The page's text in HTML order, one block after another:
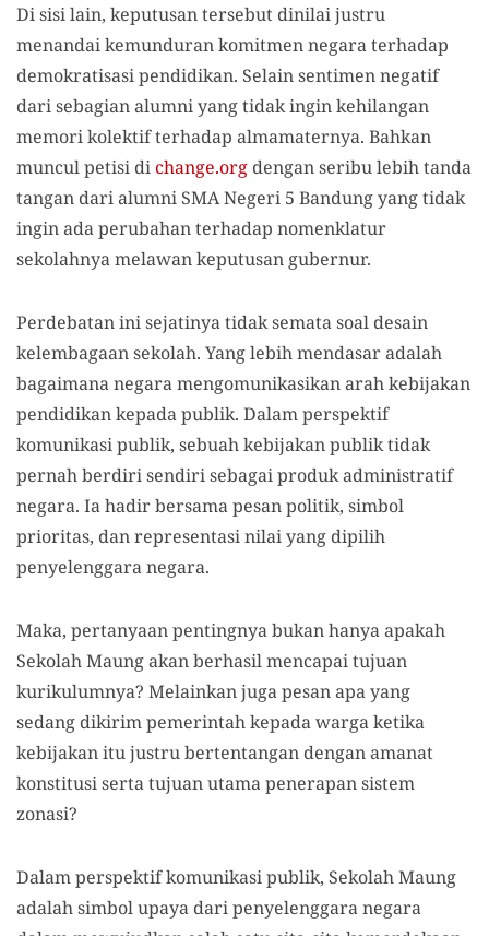
Di sisi lain, keputusan tersebut dinilai justru
menandai kemunduran komitmen negara terhadap
demokratisasi pendidikan. Selain sentimen negatif
dari sebagian alumni yang tidak ingin kehilangan
memori kolektif terhadap almamaternya. Bahkan
muncul petisi dichange.org dengan seribu lebih tanda
tangan dari alumni SMA Negeri 5 Bandung yang tidak
ingin ada perubahan terhadap nomenklatur
sekolahnya melawan keputusan gubernur.
Perdebatan ini sejatinya tidak semata soal desain
kelembagaan sekolah. Yang lebih mendasar adalah
bagaimana negara mengomunikasikan arah kebijakan
pendidikan kepada publik. Dalam perspektif
komunikasi publik, sebuah kebijakan publik tidak
pernah berdiri sendiri sebagai produk administratif
negara. Ia hadir bersama pesan politik, simbol
prioritas, dan representasi nilai yang dipilih
penyelenggara negara.
Maka, pertanyaan pentingnya bukan hanya apakah
Sekolah Maung akan berhasil mencapai tujuan
kurikulumnya? Melainkan juga pesan apa yang
sedang dikirim pemerintah kepada warga ketika
kebijakan itu justru bertentangan dengan amanat
konstitusi serta tujuan utama penerapan sistem
zonasi?
Dalam perspektif komunikasi publik, Sekolah Maung
adalah simbol upaya dari penyelenggara negara